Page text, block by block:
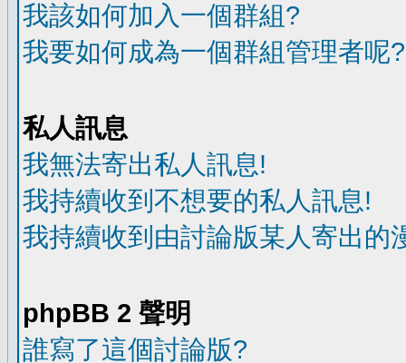
我該如何加入一個群組?
我要如何成為一個群組管理者呢?
私人訊息
我無法寄出私人訊息!
我持續收到不想要的私人訊息!
我持續收到由討論版某人寄出的
phpBB 2 聲明
誰寫了這個討論版?